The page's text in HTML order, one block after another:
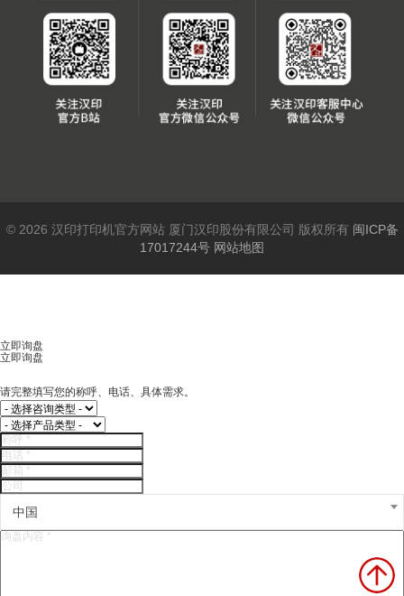
© 2026 汉印打印机官方网站 厦门汉印股份有限公司 版权所有 闽ICP备
17017244号 网站地图
立即询盘
立即询盘
请完整填写您的称呼、电话、具体需求。
中国